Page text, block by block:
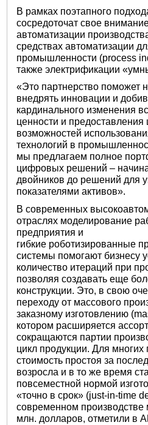
В рамках поэтапного
сосредоточат свое
автоматизации
средствах автоматизации
промышленности (process
также электрификации
«Это партнерство поможет
внедрять инновации и
кардинального изменения
ценности и предоставления
возможностей
технологий в
мы предлагаем полное
цифровых решений –
двойников до решений для
показателями активов».
В современных
отраслях моделирование
предприятия и
гибкие роботизированные
системы помогают бизнесу
количество итераций при
позволяя создавать еще
конструкции. Это, в свою
переходу от массового
заказному изготовлению
котором расширяется
сокращаются партии
цикл продукции. Для многих
стоимость простоя за
возросла и в то же время
повсеместной нормой
«точно в срок» (just-in-time
современном производстве
млн. долларов, отметили в